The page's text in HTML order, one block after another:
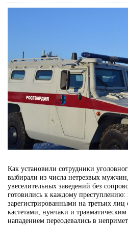
Как установили сотрудники
выбирали из числа нетрезвых
увеселительных заведений без
готовились к каждому преступлению:
зарегистрированными на третьих
кастетами, нунчаки и
нападением переодевались в